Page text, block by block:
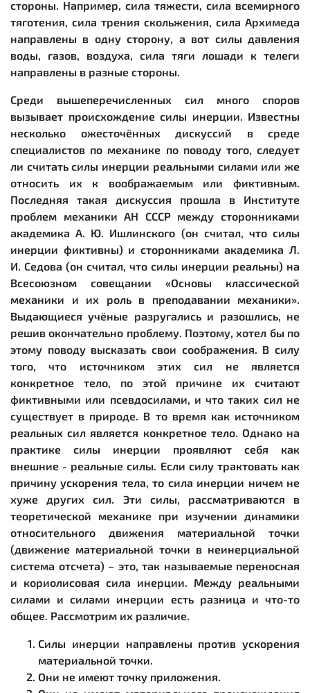
стороны. Например, сила тяжести, сила всемирного
тяготения, сила трения скольжения, сила Архимеда
направлены в одну сторону, а вот силы давления
воды, газов, воздуха, сила тяги лошади к телеги
направлены в разные стороны.
Среди вышеперечисленных сил много споров
вызывает происхождение силы инерции. Известны
несколько ожесточённых дискуссий в среде
специалистов по механике по поводу того, следует
ли считать силы инерции реальными силами или же
относить их к воображаемым или фиктивным.
Последняя такая дискуссия прошла в Институте
проблем механики АН СССР между сторонниками
академика А. Ю. Ишлинского (он считал, что силы
инерции фиктивны) и сторонниками академика Л.
И. Седова (он считал, что силы инерции реальны) на
Всесоюзном совещании «Основы классической
механики и их роль в преподавании механики».
Выдающиеся учёные разругались и разошлись, не
решив окончательно проблему. Поэтому, хотел бы по
этому поводу высказать свои соображения. В силу
того, что источником этих сил не является
конкретное тело, по этой причине их считают
фиктивными или псевдосилами, и что таких сил не
существует в природе. В то время как источником
реальных сил является конкретное тело. Однако на
практике силы инерции проявляют себя как
внешние - реальные силы. Если силу трактовать как
причину ускорения тела, то сила инерции ничем не
хуже других сил. Эти силы, рассматриваются в
теоретической механике при изучении динамики
относительного движения материальной точки
(движение материальной точки в неинерциальной
система отсчета) – это, так называемые переносная
и кориолисовая сила инерции. Между реальными
силами и силами инерции есть разница и что-то
общее. Рассмотрим их различие.
Силы инерции направлены против ускорения
материальной точки.
Они не имеют точку приложения.